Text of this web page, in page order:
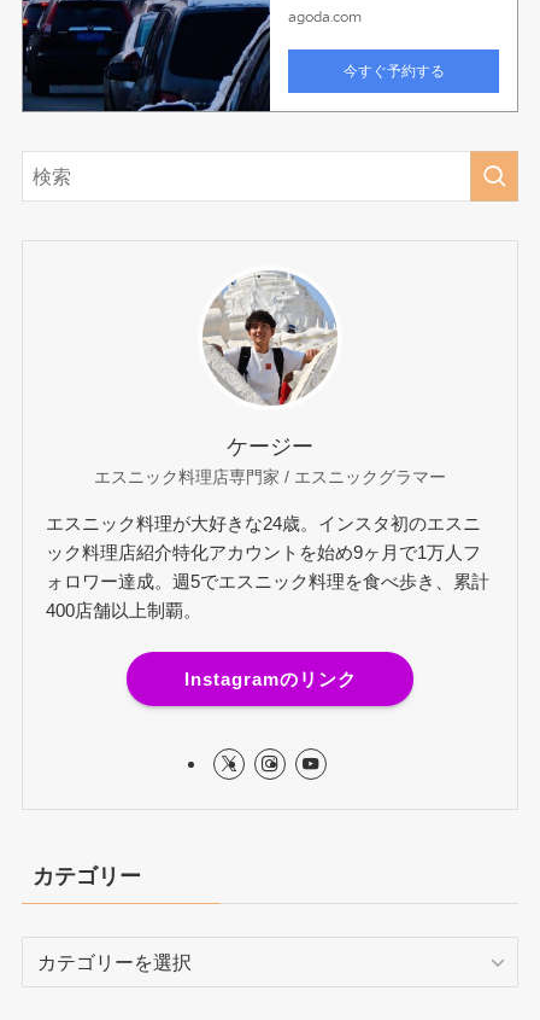
ケージー
エスニック料理店専門家 / エスニックグラマー
エスニック料理が大好きな24歳。インスタ初のエスニ
ック料理店紹介特化アカウントを始め9ヶ月で1万人フ
ォロワー達成。週5でエスニック料理を食べ歩き、累計
400店舗以上制覇。
Instagramのリンク
カテゴリー